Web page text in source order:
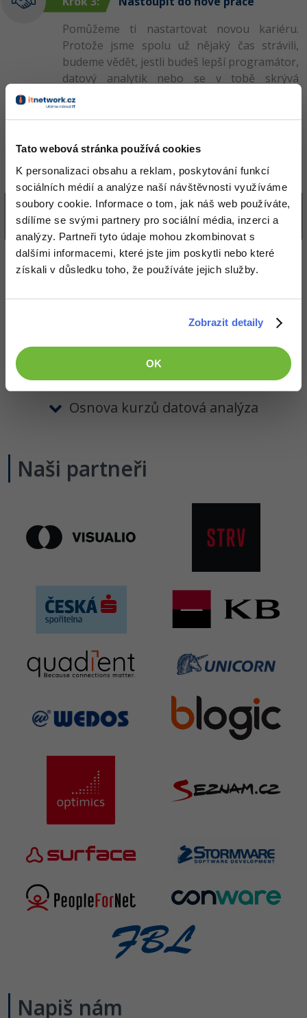
Tato webová stránka používá cookies
K personalizaci obsahu a reklam, poskytování funkcí
sociálních médií a analýze naší návštěvnosti využíváme
soubory cookie. Informace o tom, jak náš web používáte,
sdílíme se svými partnery pro sociální média, inzerci a
analýzy. Partneři tyto údaje mohou zkombinovat s
dalšími informacemi, které jste jim poskytli nebo které
získali v důsledku toho, že používáte jejich služby.
Zobrazit detaily
OK
Pomůžeme ti nastartovat novou kariéru.
Protože jsme spolu už nějaký čas strávili,
budeme vědět, jestli budeš lepší programátor,
datový analytik nebo se v tobě skrývá
webmaster. Dostaneš tipy, jak napsat
životopis, jak se připravit na pohovor. Plavat
Máš ke kurzům dotazy?Zavolej nám!
539 096 928
Osnova kurzu Datový
analytik
Osnova kurzů datová analýza
Naši partneři
Napiš nám